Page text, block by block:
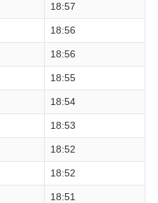
18:57
18:56
18:56
18:55
18:54
18:53
18:52
18:52
18:51